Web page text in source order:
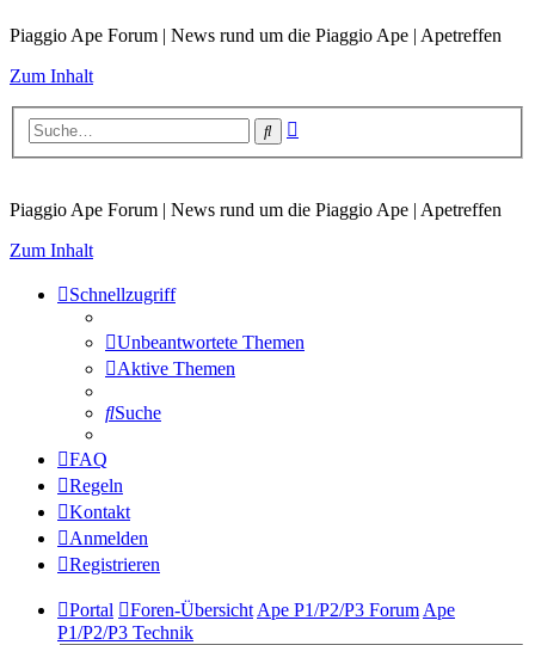
Piaggio Ape Forum | News rund um die Piaggio Ape | Apetreffen
Zum Inhalt
Suche
Piaggio Ape Forum | News rund um die Piaggio Ape | Apetreffen
Zum Inhalt
Schnellzugriff
Unbeantwortete Themen
Aktive Themen
Suche
FAQ
Regeln
Kontakt
Anmelden
Registrieren
Portal Foren-Übersicht Ape P1/P2/P3 Forum Ape
P1/P2/P3 Technik